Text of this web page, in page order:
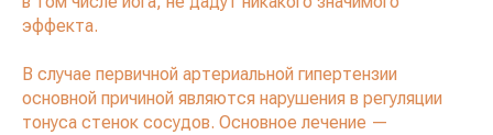
эффекта.
В случае первичной артериальной гипертензии
основной причиной являются нарушения в регуляции
тонуса стенок сосудов. Основное лечение —